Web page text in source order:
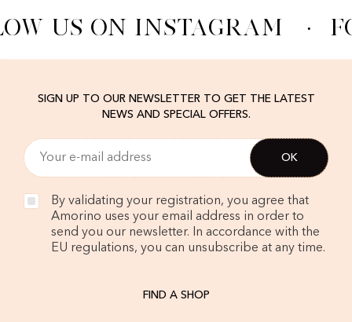
US ON INSTAGRAM ·
SIGN UP TO OUR NEWSLETTER TO GET THE LATEST
NEWS AND SPECIAL OFFERS.
By validating your registration, you agree that
Amorino uses your email address in order to
send you our newsletter. In accordance with the
EU regulations, you can unsubscribe at any time.
FIND A SHOP